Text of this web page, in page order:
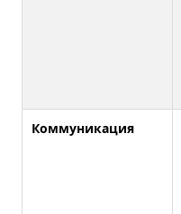
Коммуникация